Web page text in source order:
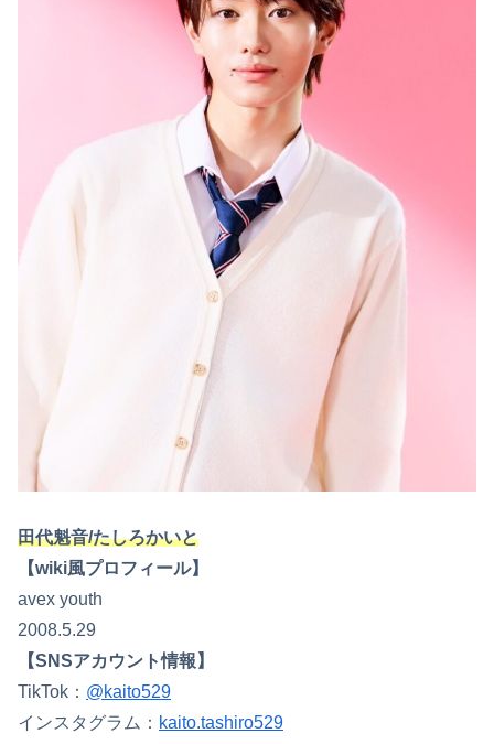
田代魁音/たしろかいと
【wiki風プロフィール】
avex youth
2008.5.29
【SNSアカウント情報】
TikTok： @kaito529
インスタグラム： kaito.tashiro529